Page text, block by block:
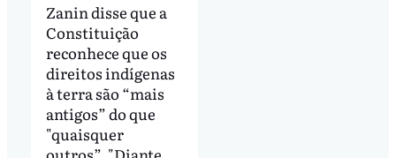
Zanin disse que a
Constituição
reconhece que os
direitos indígenas
à terra são “mais
antigos” do que
"quaisquer